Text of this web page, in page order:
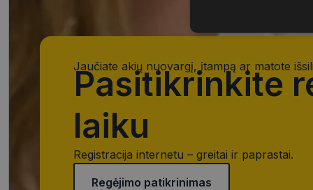
Jaučiate akių nuovargį, įtampą ar matote
Pasitikrinkite
laiku
Registracija internetu – greitai ir paprastai.
Regėjimo patikrinimas
slapukai
Šie slapukai yra
tačiau
saugomi Jūsų